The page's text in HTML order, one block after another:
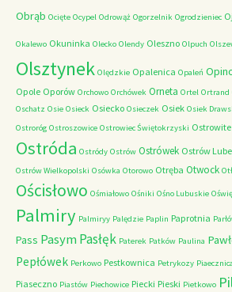
Obrąb Ocięte Ocypel Odrowąż Ogorzelnik Ogrodzieniec
Okalewo Okuninka Olecko Olendy Oleszno Olpuch
Olsztynek Olędzkie Opalenica Opaleń
Opole Oporów Orchowo Orchówek Orneta Ortel Ortrand
Oschatz Osie Osieck Osiecko Osieczek Osiek Osiek
Ostroróg Ostroszowice Ostrowiec Świętokrzyski Ostrowite
Ostróda Ostródy Ostrów Ostrówek Ostrów
Ostrów Wielkopolski Osówka Otorowo Otręba Otwock
Ościsłowo Ośmiałowo Ośniki Ośno Lubuskie
Palmiry Palmiryy Palędzie Paplin Paprotnia
Pass PasymPasłęk Paterek Patków Paulina
Pepłówek Perkowo Pestkownica Petrykozy Piaecznica
Piaseczno Piastów Piechowice Piecki Pieski Pietkowo